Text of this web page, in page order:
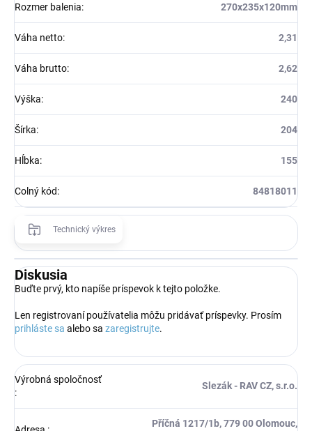
Rozmer balenia: 270x235x120mm
Váha netto: 2,31
Váha brutto: 2,62
Výška: 240
Šírka: 204
Hĺbka: 155
Colný kód: 84818011
Technický výkres
Diskusia
Buďte prvý, kto napíše príspevok k tejto položke.
Len registrovaní používatelia môžu pridávať príspevky. Prosím
prihláste sa alebo sa zaregistrujte.
Výrobná spoločnosť
:
Slezák - RAV CZ, s.r.o.
Příčná 1217/1b, 779 00 Olomouc,